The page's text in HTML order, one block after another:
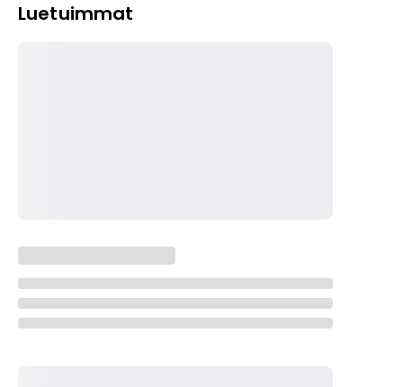
Luetuimmat